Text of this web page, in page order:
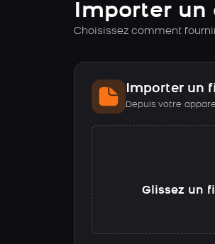
Importer un
Choisissez comment
Importer un
Depuis votre
Glissez un